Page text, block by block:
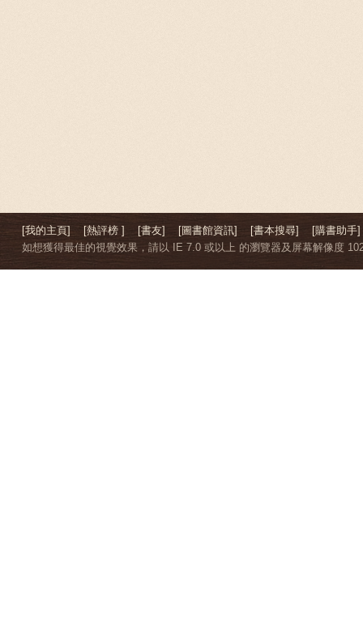
[我的主頁] [熱評榜 ] [書友] [圖書館資訊] [書本搜尋]
[購書助手]
如想獲得最佳的視覺效果，請以 IE 7.0 或以上 的瀏覽器及屏幕解像度